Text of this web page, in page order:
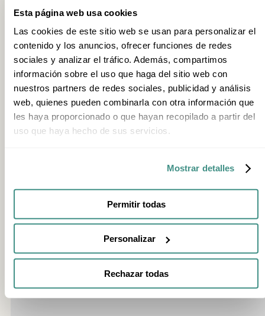
Esta página web usa cookies
Las cookies de este sitio web se usan para personalizar el
contenido y los anuncios, ofrecer funciones de redes
sociales y analizar el tráfico. Además, compartimos
información sobre el uso que haga del sitio web con
nuestros partners de redes sociales, publicidad y análisis
web, quienes pueden combinarla con otra información que
les haya proporcionado o que hayan recopilado a partir del
uso que haya hecho de sus servicios.
Mostrar detalles
Permitir todas
Personalizar
Rechazar todas
Quelle est la durée de l'activité de dégustation avec visite guidée ?
L'activité dure environ une heure et demie.
Existe-t-il d'autres activités liées au chocolat au musée ?
Oui. En plus de la dégustation avec visite guidée, le musée
propose une visite libre avec codes QR, une visite guidée sans
dégustation et un atelier chocolat
Oui. La dégustation avec visite guidée nécessite une réservation
préalable.